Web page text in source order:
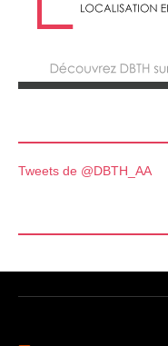
Tweets de @DBTH_AA